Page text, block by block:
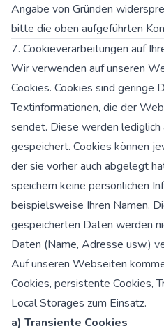
Angabe von Gründen
bitte die oben aufgeführten
7. Cookieverarbeitungen auf
Wir verwenden auf unseren
Cookies. Cookies sind geringe
Textinformationen, die der
sendet. Diese werden
gespeichert. Cookies können
der sie vorher auch abgelegt
speichern keine persönlichen
beispielsweise Ihren Namen.
gespeicherten Daten werden
Daten (Name, Adresse usw.)
Auf unseren Webseiten
Cookies, persistente Cookies,
Local Storages zum Einsatz.
a) Transiente Cookies